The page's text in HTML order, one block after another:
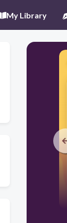
My Library